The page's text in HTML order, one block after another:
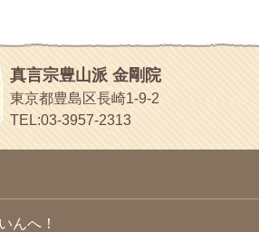
の名前だよ
よ。
んがかわいいよ
真言宗豊山派 金剛院
東京都豊島区長崎1-9-2
TEL:03-3957-2313
んへ！